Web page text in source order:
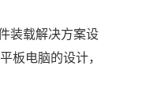
装载解决方案设
板电脑的设计，